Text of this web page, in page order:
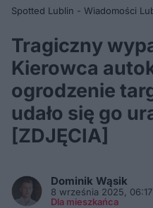
Spotted Lublin - Wiadomości
Tragiczny
Kierowca
ogrodzenie
udało się go
[ZDJĘCIA]
Dominik Wąsik
8 września 2025, 06:17
Dla mieszkańca